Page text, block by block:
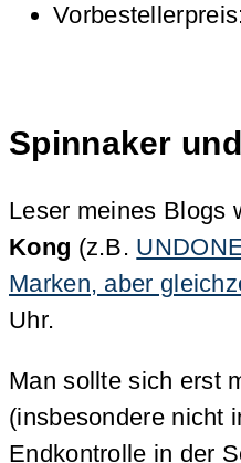
Spinnaker
Leser meines Blogs
Kong (z.B.
Marken, aber
Uhr.
Man sollte sich erst
(insbesondere nicht
Endkontrolle in der